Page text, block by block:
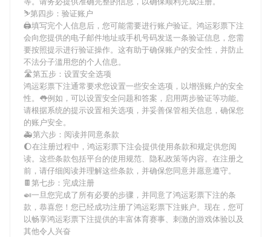
⛷第四步：验证账户
🖨填写完个人信息后，您可能需要进行账户验证。 鸿运彩票下注
会向您提供的电子邮件地址或手机号码发送一条验证信息，您需
要按照提示进行验证操作。这有助于确保账户的安全性，并防止
不法分子滥用您的个人信息。
🛣第五步：设置安全选项
鸿运彩票下注通常要求您设置一些安全选项，以增强账户的安全
性。👅例如，可以设置安全问题和答案，启用两步验证等功能。
请根据系统的提示设置相关选项，并妥善保管相关信息，确保您
的账户安全。
🚑第六步：阅读并同意条款
🌔在注册过程中， 鸿运彩票下注会提供使用条款和规定供您阅
读。这些条款包括平台的使用规范、隐私政策等内容。在注册之
前，请仔细阅读并理解这些条款，并确保您同意并愿意遵守。
🍫第七步：完成注册
🍛一旦您完成了所有必要的步骤，并同意了鸿运彩票下注的条
款，恭喜您！您已经成功注册了鸿运彩票下注账户。现在，您可
以畅享鸿运彩票下注提供的丰富体育赛事、刺激的游戏体验以及
其他令人兴奋